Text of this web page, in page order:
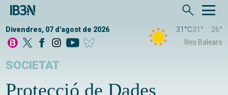
Divendres, 07 d'agost de 2026 31°C31°
26°
Illes Balears
SOCIETAT
Protecció de Dades